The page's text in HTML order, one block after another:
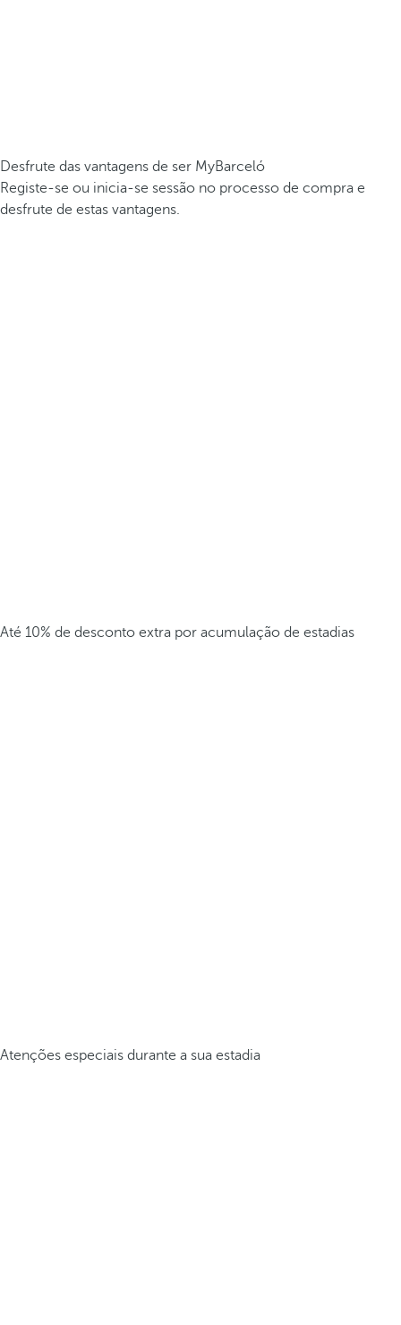
Desfrute das vantagens de ser MyBarceló
Registe-se ou inicia-se sessão no processo de compra e
desfrute de estas vantagens.
Até 10% de desconto extra por acumulação de estadias
Atenções especiais durante a sua estadia